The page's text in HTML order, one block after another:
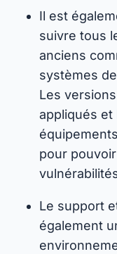
Il est
suivre tous
anciens
systèmes
Les
appliqués et
pour
Le support
également